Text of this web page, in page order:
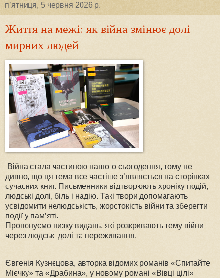
пʼятниця, 5 червня 2026 р.
Життя на межі: як війна змінює долі
мирних людей
Війна стала частиною нашого сьогодення, тому не
дивно, що ця тема все частіше з’являється на сторінках
сучасних книг. Письменники відтворюють хроніку подій,
людські долі, біль і надію. Такі твори допомагають
усвідомити нелюдськість, жорстокість війни та зберегти
події у пам’яті.
Пропонуємо низку видань, які розкривають тему війни
через людські долі та переживання.
Євгенія Кузнєцова, авторка відомих романів «Спитайте
Мієчку» та «Драбина», у новому романі «Вівці цілі»